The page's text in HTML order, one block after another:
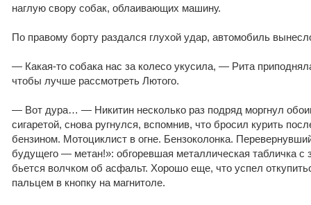
наглую свору собак, облаивающих машину.
По правому борту раздался глухой удар, автомобиль
— Какая-то собака нас за колесо укусила, — Рита
чтобы лучше рассмотреть Лютого.
— Вот дура… — Никитин несколько раз подряд моргнул
сигаретой, снова ругнулся, вспомнив, что бросил курить
бензином. Мотоциклист в огне. Бензоколонка.
будущего — метан!»: обгоревшая металлическая табличка с
бьется волчком об асфальт. Хорошо еще, что успел
пальцем в кнопку на магнитоле.